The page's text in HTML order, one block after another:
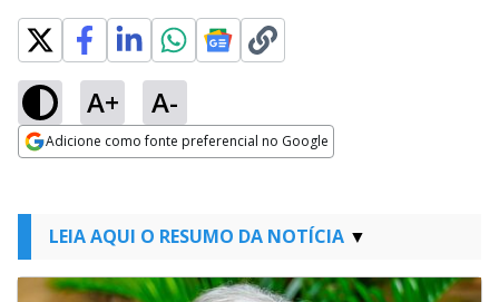
A+ A-
Adicione como fonte preferencial no Google
LEIA AQUI O RESUMO DA NOTÍCIA